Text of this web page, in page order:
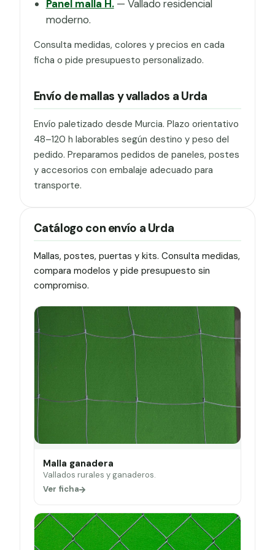
Panel malla H.— Vallado residencial
moderno.
Consulta medidas, colores y precios en cada
ficha o pide presupuesto personalizado.
Envío de mallas y vallados a Urda
Envío paletizado desde Murcia. Plazo orientativo
48–120 h laborables según destino y peso del
pedido. Preparamos pedidos de paneles, postes
y accesorios con embalaje adecuado para
transporte.
Catálogo con envío a Urda
Mallas, postes, puertas y kits. Consulta medidas,
compara modelos y pide presupuesto sin
compromiso.
Malla ganadera
Vallados rurales y ganaderos.
Ver ficha